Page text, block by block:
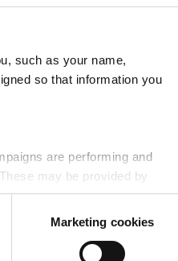
such as your name,
so that information you
are performing and
may be provided by
partners. Even if you
Marketing cookies